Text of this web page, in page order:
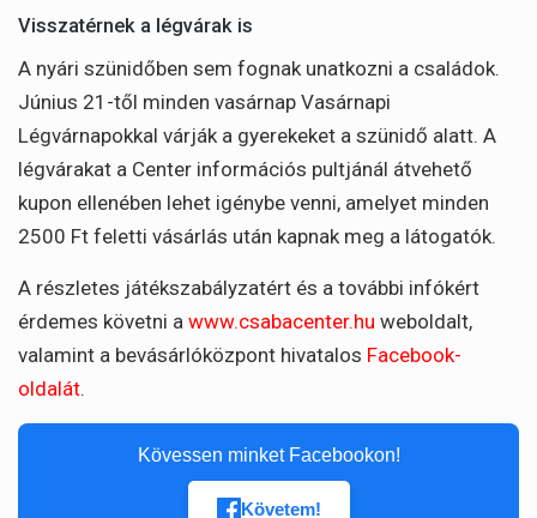
Visszatérnek a légvárak is
A nyári szünidőben sem fognak unatkozni a családok.
Június 21-től minden vasárnap Vasárnapi
Légvárnapokkal várják a gyerekeket a szünidő alatt. A
légvárakat a Center információs pultjánál átvehető
kupon ellenében lehet igénybe venni, amelyet minden
2500 Ft feletti vásárlás után kapnak meg a látogatók.
A részletes játékszabályzatért és a további infókért
érdemes követni a www.csabacenter.hu weboldalt,
valamint a bevásárlóközpont hivatalos Facebook-
oldalát.
Kövessen minket Facebookon!
Követem!